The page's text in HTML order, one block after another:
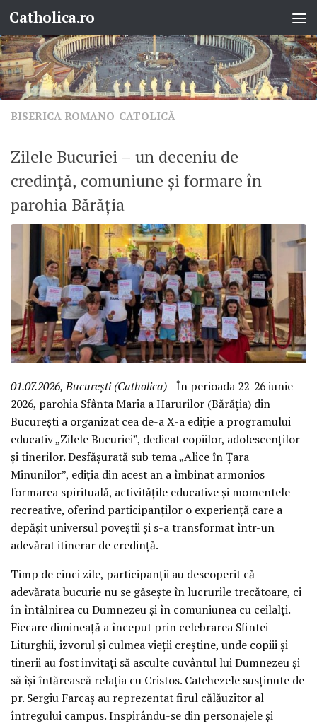
Skip to content
Catholica.ro
BISERICA ROMANO-CATOLICĂ
Zilele Bucuriei – un deceniu de
credință, comuniune și formare în
parohia Bărăția
01.07.2026, București (Catholica)- În perioada 22-26 iunie
2026, parohia Sfânta Maria a Harurilor (Bărăția) din
București a organizat cea de-a X-a ediție a programului
educativ „Zilele Bucuriei”, dedicat copiilor, adolescenților
și tinerilor. Desfășurată sub tema „Alice în Țara
Minunilor”, ediția din acest an a îmbinat armonios
formarea spirituală, activitățile educative și momentele
recreative, oferind participanților o experiență care a
depășit universul poveștii și s-a transformat într-un
adevărat itinerar de credință.
Timp de cinci zile, participanții au descoperit că
adevărata bucurie nu se găsește în lucrurile trecătoare, ci
în întâlnirea cu Dumnezeu și în comuniunea cu ceilalți.
Fiecare dimineață a început prin celebrarea Sfintei
Liturghii, izvorul și culmea vieții creștine, unde copiii și
tinerii au fost invitați să asculte cuvântul lui Dumnezeu și
să își întărească relația cu Cristos. Catehezele susținute de
pr. Sergiu Farcaș au reprezentat firul călăuzitor al
întregului campus. Inspirându-se din personajele și